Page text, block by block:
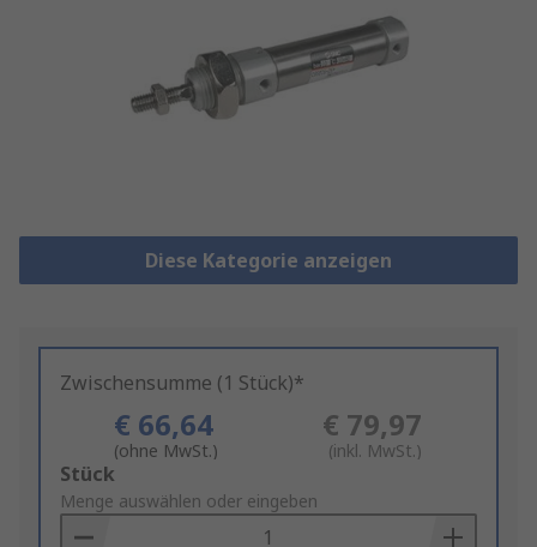
Diese Kategorie anzeigen
Zwischensumme (1 Stück)*
€ 66,64
(ohne MwSt.)
€ 79,97
(inkl. MwSt.)
Add
to
Basket
Stück
Menge auswählen oder eingeben